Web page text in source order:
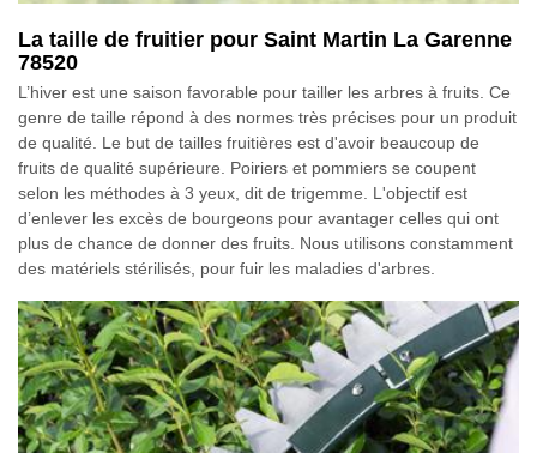
La taille de fruitier pour Saint Martin La Garenne
78520
L’hiver est une saison favorable pour tailler les arbres à fruits. Ce
genre de taille répond à des normes très précises pour un produit
de qualité. Le but de tailles fruitières est d'avoir beaucoup de
fruits de qualité supérieure. Poiriers et pommiers se coupent
selon les méthodes à 3 yeux, dit de trigemme. L'objectif est
d’enlever les excès de bourgeons pour avantager celles qui ont
plus de chance de donner des fruits. Nous utilisons constamment
des matériels stérilisés, pour fuir les maladies d'arbres.